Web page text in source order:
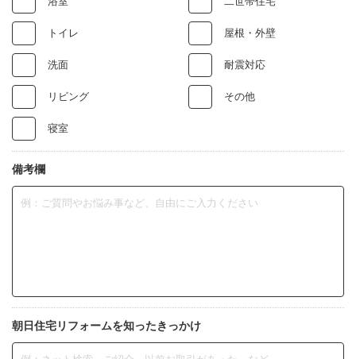
トイレ
洗面
リビング
寝室
屋根・外壁
耐震対応
その他
備考欄
朝日住宅リフォームを知ったきっかけ